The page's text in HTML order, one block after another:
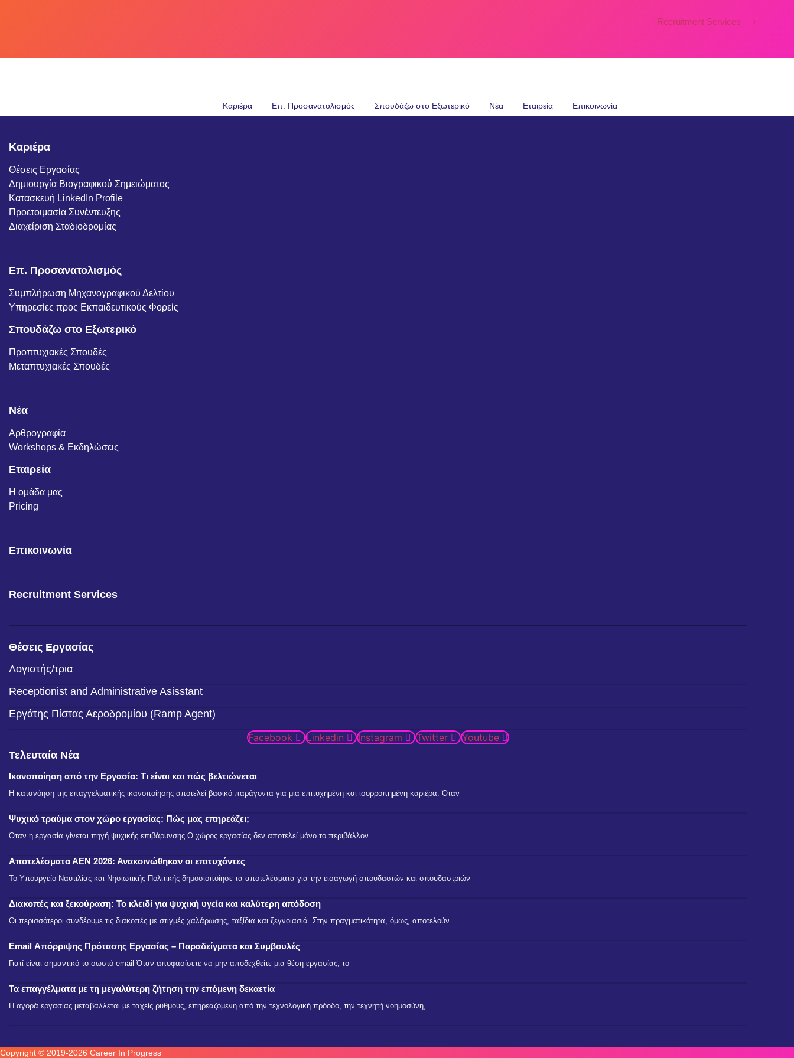
Recruitment Services ⟶
Καριέρα Επ. Προσανατολισμός Σπουδάζω στο Εξωτερικό Νέα Εταιρεία Επικοινωνία
Καριέρα
Θέσεις Εργασίας
Δημιουργία Βιογραφικού Σημειώματος
Κατασκευή LinkedIn Profile
Προετοιμασία Συνέντευξης
Διαχείριση Σταδιοδρομίας
Επ. Προσανατολισμός
Συμπλήρωση Μηχανογραφικού Δελτίου
Υπηρεσίες προς Εκπαιδευτικούς Φορείς
Σπουδάζω στο Εξωτερικό
Προπτυχιακές Σπουδές
Μεταπτυχιακές Σπουδές
Νέα
Αρθρογραφία
Workshops & Εκδηλώσεις
Εταιρεία
Η ομάδα μας
Pricing
Επικοινωνία
Recruitment Services
Θέσεις Εργασίας
Λογιστής/τρια
Receptionist and Administrative Asisstant
Εργάτης Πίστας Αεροδρομίου (Ramp Agent)
Facebook
Linkedin Instagram Twitter
Youtube
Τελευταία Νέα
Ικανοποίηση από την Εργασία: Τι είναι και πώς βελτιώνεται
Η κατανόηση της επαγγελματικής ικανοποίησης αποτελεί βασικό παράγοντα για μια επιτυχημένη και ισορροπημένη καριέρα. Όταν
Ψυχικό τραύμα στον χώρο εργασίας: Πώς μας επηρεάζει;
Όταν η εργασία γίνεται πηγή ψυχικής επιβάρυνσης Ο χώρος εργασίας δεν αποτελεί μόνο το περιβάλλον
Αποτελέσματα ΑΕΝ 2026: Ανακοινώθηκαν οι επιτυχόντες
Το Υπουργείο Ναυτιλίας και Νησιωτικής Πολιτικής δημοσιοποίησε τα αποτελέσματα για την εισαγωγή σπουδαστών και σπουδαστριών
Διακοπές και ξεκούραση: Το κλειδί για ψυχική υγεία και καλύτερη απόδοση
Οι περισσότεροι συνδέουμε τις διακοπές με στιγμές χαλάρωσης, ταξίδια και ξεγνοιασιά. Στην πραγματικότητα, όμως, αποτελούν
Email Απόρριψης Πρότασης Εργασίας – Παραδείγματα και Συμβουλές
Γιατί είναι σημαντικό το σωστό email Όταν αποφασίσετε να μην αποδεχθείτε μια θέση εργασίας, το
Τα επαγγέλματα με τη μεγαλύτερη ζήτηση την επόμενη δεκαετία
Η αγορά εργασίας μεταβάλλεται με ταχείς ρυθμούς, επηρεαζόμενη από την τεχνολογική πρόοδο, την τεχνητή νοημοσύνη,
Copyright © 2019-2026 Career In Progress